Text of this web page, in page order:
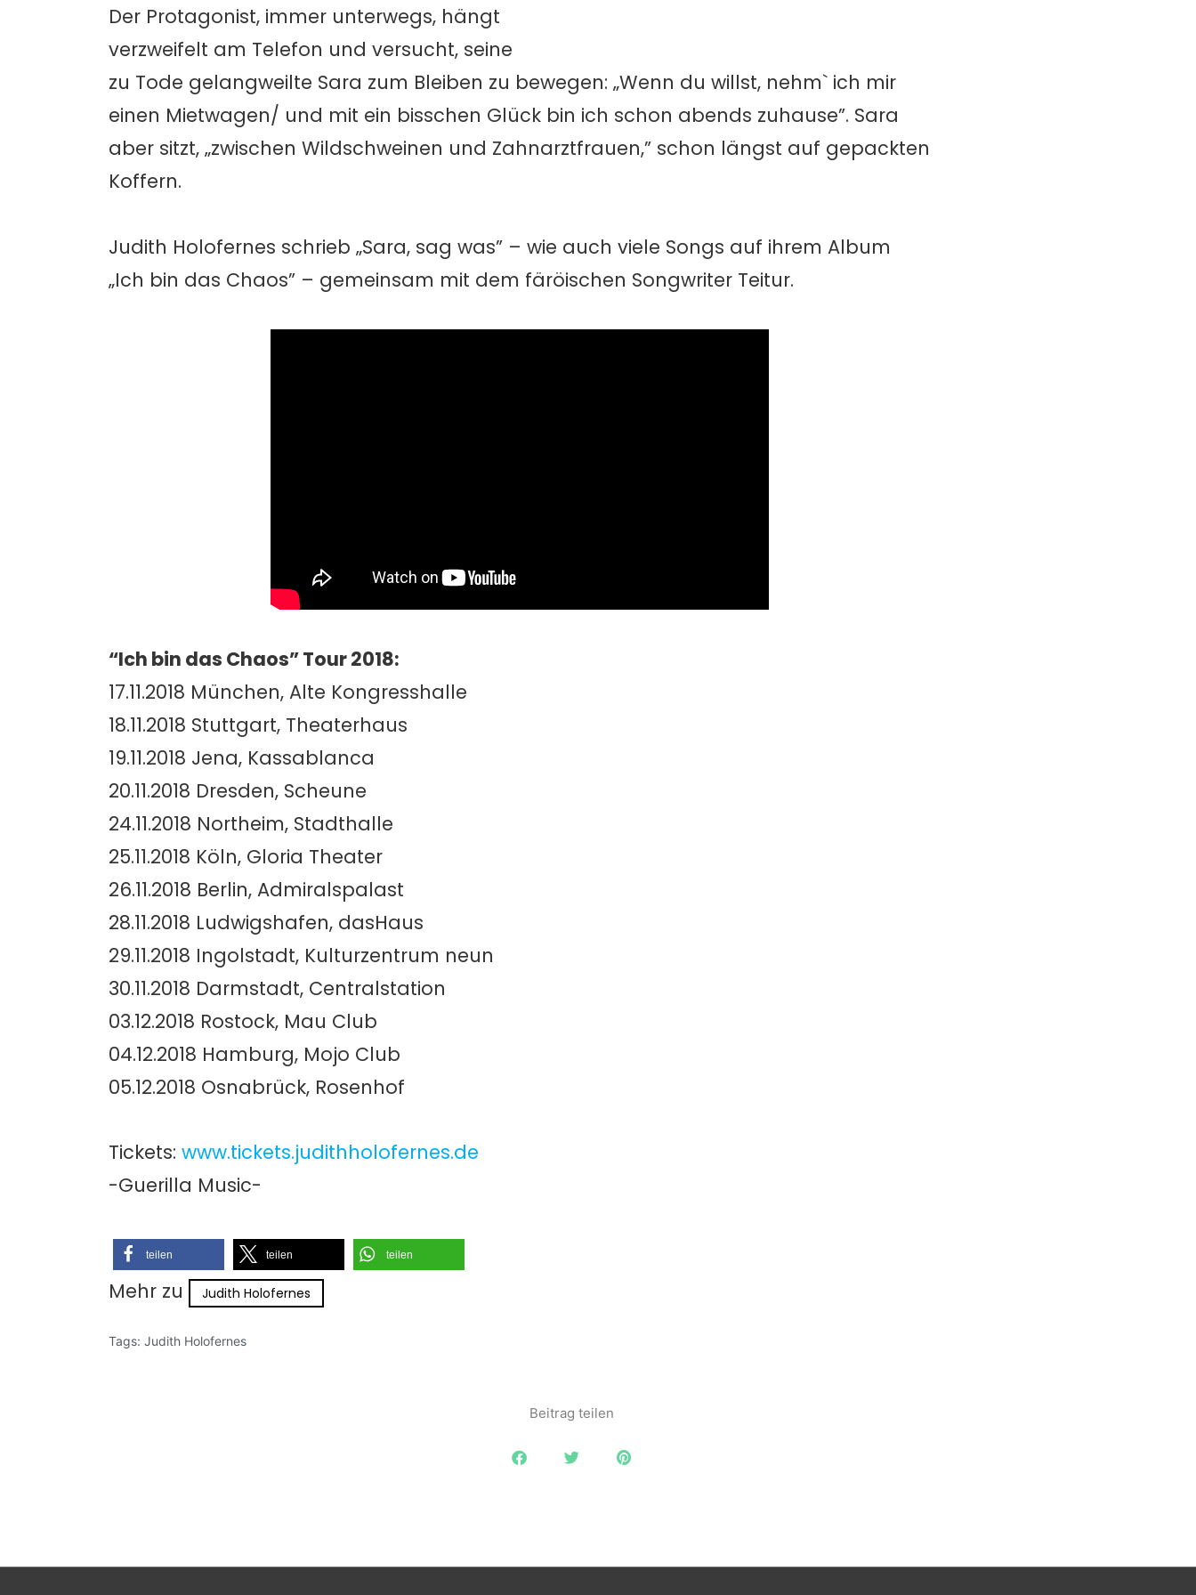
Der Protagonist, immer unterwegs, hängt
verzweifelt am Telefon und versucht, seine
zu Tode gelangweilte Sara zum Bleiben zu bewegen: „Wenn du willst, nehm` ich mir
einen Mietwagen/ und mit ein bisschen Glück bin ich schon abends zuhause”. Sara
aber sitzt, „zwischen Wildschweinen und Zahnarztfrauen,” schon längst auf gepackten
Koffern.
Judith Holofernes schrieb „Sara, sag was” – wie auch viele Songs auf ihrem Album
„Ich bin das Chaos” – gemeinsam mit dem färöischen Songwriter Teitur.
“Ich bin das Chaos” Tour 2018:
17.11.2018 München, Alte Kongresshalle
18.11.2018 Stuttgart, Theaterhaus
19.11.2018 Jena, Kassablanca
20.11.2018 Dresden, Scheune
24.11.2018 Northeim, Stadthalle
25.11.2018 Köln, Gloria Theater
26.11.2018 Berlin, Admiralspalast
28.11.2018 Ludwigshafen, dasHaus
29.11.2018 Ingolstadt, Kulturzentrum neun
30.11.2018 Darmstadt, Centralstation
03.12.2018 Rostock, Mau Club
04.12.2018 Hamburg, Mojo Club
05.12.2018 Osnabrück, Rosenhof
Tickets: www.tickets.judithholofernes.de
-Guerilla Music-
teilen teilen teilen
Mehr zu Judith Holofernes
Tags: Judith Holofernes
Beitrag teilen